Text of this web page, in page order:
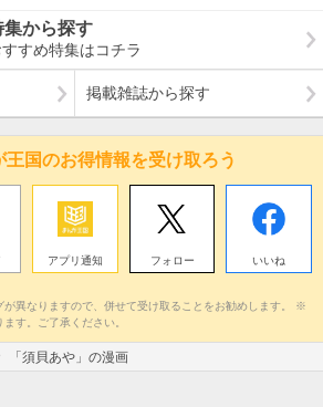
集から探す
すすめ特集はコチラ
掲載雑誌から探す
王国のお得情報を受け取ろう
アプリ通知 フォロー いいね
異なりますので、併せて受け取ることをお勧めします。 ※
す。ご了承ください。
「須貝あや」の漫画